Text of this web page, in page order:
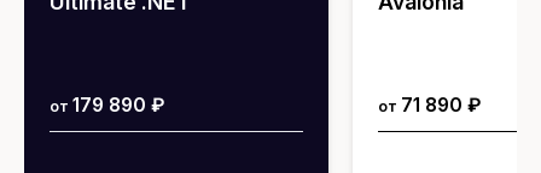
от 179 890 ₽ от 71 890 ₽